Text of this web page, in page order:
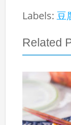
Labels:豆
Related